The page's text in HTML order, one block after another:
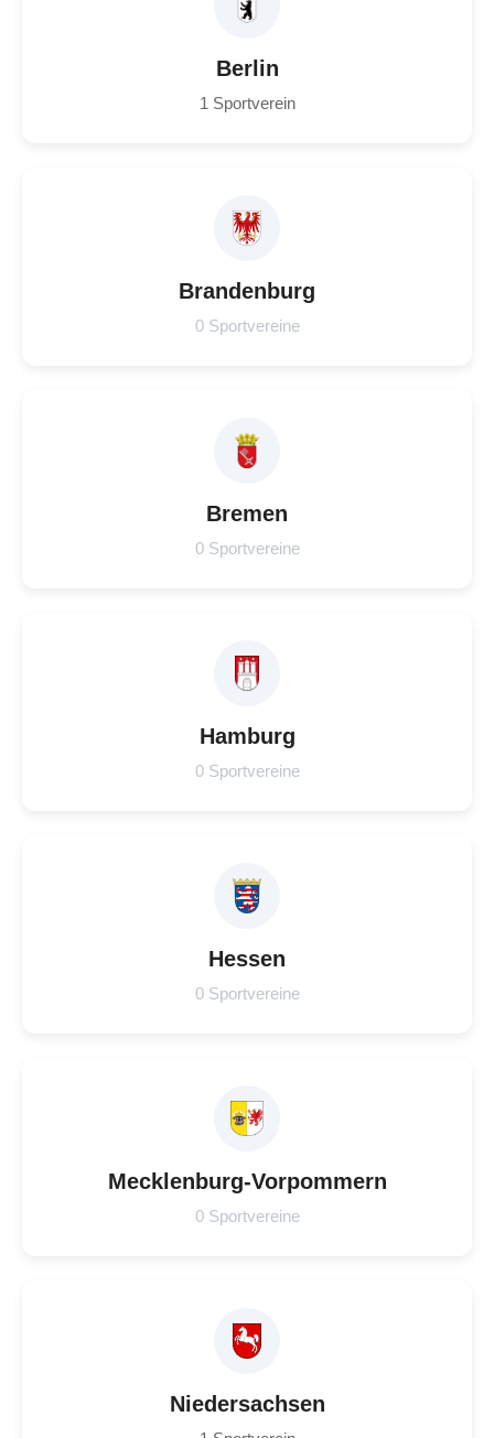
Berlin
1 Sportverein
Brandenburg
0 Sportvereine
Bremen
0 Sportvereine
Hamburg
0 Sportvereine
Hessen
0 Sportvereine
Mecklenburg-Vorpommern
0 Sportvereine
Niedersachsen